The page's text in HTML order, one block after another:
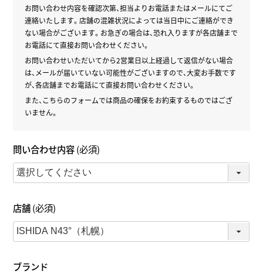
お問い合わせ内容を確認次第、担当よりお電話またはメールにてご
連絡いたします。店舗の混雑状況によっては当日中にご連絡ができ
ない場合がございます。 お急ぎの場合は、恐れ入りますが各店舗まで
お電話にて直接お問い合わせください。
お問い合わせいただいてから2営業日以上経過して返信がない場合
は、メールが届いていない可能性がございますので、大変お手数です
が、各店舗までお電話にて直接お問い合わせください。
また、こちらのフォームでは商品の確保をお約束するものではござ
いません。
問い合わせ内容(必須)
店舗(必須)
ブランド